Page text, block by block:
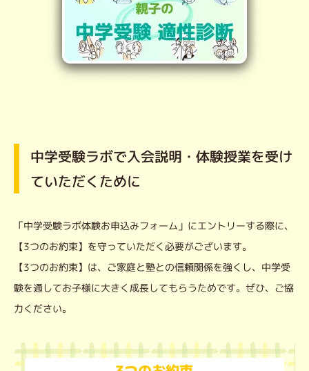
中学受験ラボで入会説明・体験授業を受け
ていただくために
「中学受験ラボ体験お申込みフォーム」にエントリーする際に、
【3つのお約束】を守っていただく必要がございます。
【3つのお約束】は、ご家庭と塾との信頼関係を強くし、中学受
験を通してお子様に大きく成長してもらうためです。ぜひ、ご協
力ください。